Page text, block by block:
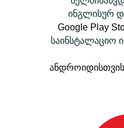
ინგლისურ
Google Play
საინსტალაციო
ანდროიდისთვის